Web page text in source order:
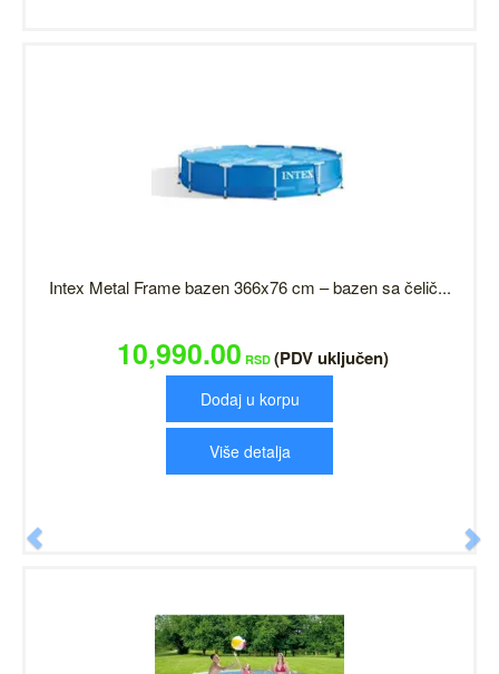
Intex Metal Frame bazen 366x76 cm – bazen sa čelič...
10,990.00 RSD (PDV uključen)
Dodaj u korpu
Više detalja